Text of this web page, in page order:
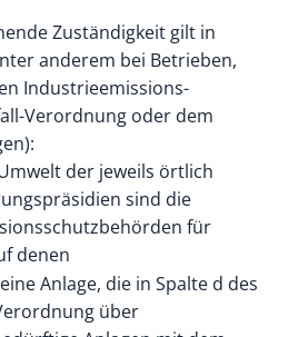
Zuständigkeit gilt in
anderem bei Betrieben,
Industrieemissions-
Verordnung oder dem
der jeweils örtlich
sind die
für
denen
Anlage, die in Spalte d des
über